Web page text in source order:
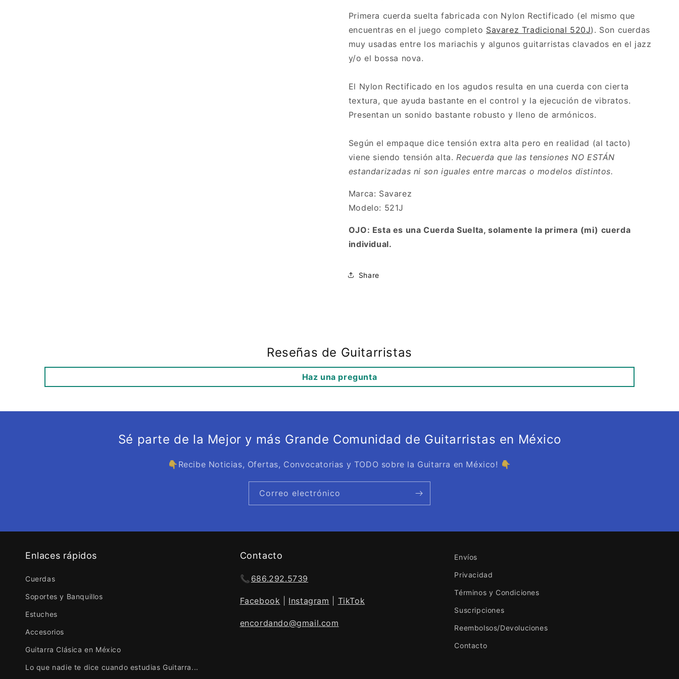
Primera cuerda suelta fabricada con Nylon Rectificado (el mismo que
encuentras en el juego completo Savarez Tradicional 520J). Son cuerdas
muy usadas entre los mariachis y algunos guitarristas clavados en el jazz
y/o el bossa nova.
El Nylon Rectificado en los agudos resulta en una cuerda con cierta
textura, que ayuda bastante en el control y la ejecución de vibratos.
Presentan un sonido bastante robusto y lleno de armónicos.
Según el empaque dice tensión extra alta pero en realidad (al tacto)
viene siendo tensión alta. Recuerda que las tensiones NO ESTÁN
estandarizadas ni son iguales entre marcas o modelos distintos.
Marca: Savarez
Modelo: 521J
OJO: Esta es una Cuerda Suelta, solamente la primera (mi) cuerda
individual.
Share
Reseñas de Guitarristas
Haz una pregunta
Sé parte de la Mejor y más Grande Comunidad de Guitarristas en México
👇Recibe Noticias, Ofertas, Convocatorias y TODO sobre la Guitarra en México! 👇
Correo electrónico
Enlaces rápidos
Cuerdas
Soportes y Banquillos
Estuches
Accesorios
Guitarra Clásica en México
Lo que nadie te dice cuando estudias Guitarra...
Contacto
📞 686.292.5739
Facebook Instagram TikTok
encordando@gmail.com
Envíos
Privacidad
Términos y Condiciones
Suscripciones
Reembolsos/Devoluciones
Contacto